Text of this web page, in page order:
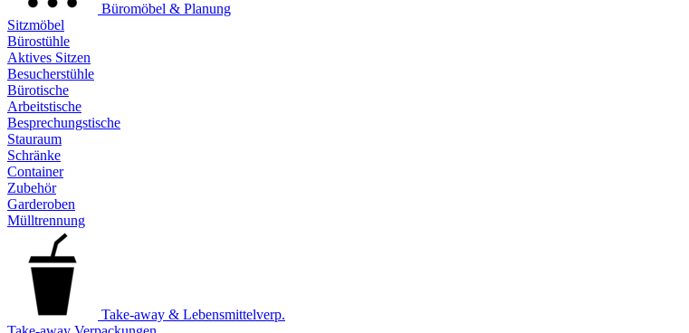
Büromöbel & Planung
Sitzmöbel
Bürostühle
Aktives Sitzen
Besucherstühle
Bürotische
Arbeitstische
Besprechungstische
Stauraum
Schränke
Container
Zubehör
Garderoben
Mülltrennung
Take-away & Lebensmittelverp.